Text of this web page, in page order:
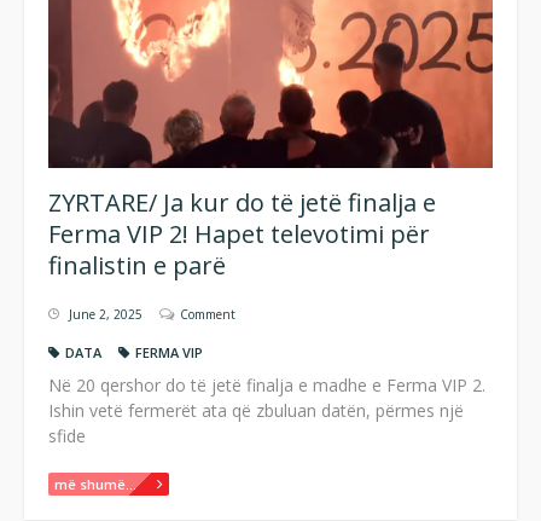
ZYRTARE/ Ja kur do të jetë finalja e
Ferma VIP 2! Hapet televotimi për
finalistin e parë
June 2, 2025 Comment
DATA FERMA VIP
Në 20 qershor do të jetë finalja e madhe e Ferma VIP 2.
Ishin vetë fermerët ata që zbuluan datën, përmes një
sfide
më shumë...